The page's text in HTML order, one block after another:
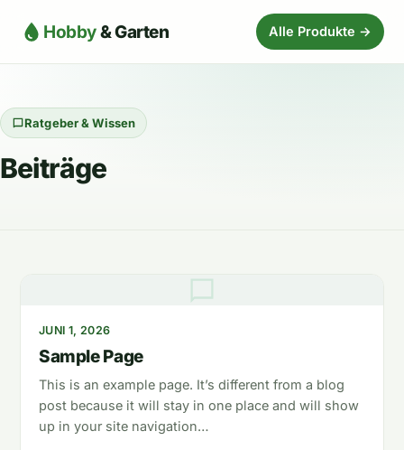
Hobby& Garten Alle Produkte →
Ratgeber & Wissen
Beiträge
JUNI 1, 2026
Sample Page
This is an example page. It’s different from a blog
post because it will stay in one place and will show
up in your site navigation…